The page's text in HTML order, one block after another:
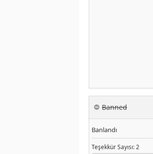
Banned
Banlandı
TeşekkürSayısı: 2